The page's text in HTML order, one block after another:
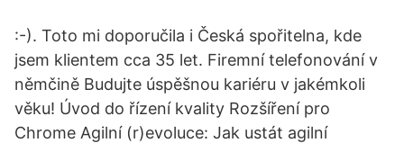
:-). Toto mi doporučila i Česká spořitelna, kde
jsem klientem cca 35 let. Firemní telefonování v
němčině Budujte úspěšnou kariéru v jakémkoli
věku! Úvod do řízení kvality Rozšíření pro
Chrome Agilní (r)evoluce: Jak ustát agilní